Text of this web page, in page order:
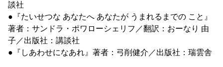
談社
●『たいせつな あなたへ あなたが うまれるまでの こと』
著者：サンドラ・ポワローシェリフ／翻訳：おーなり 由
子／出版社：講談社
●『しあわせになあれ』著者：弓削健介／出版社：瑞雲舎